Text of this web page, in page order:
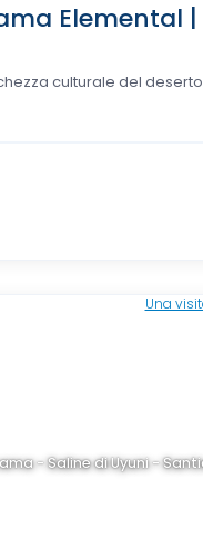
Elemental
culturale del
- Saline di Uyuni -